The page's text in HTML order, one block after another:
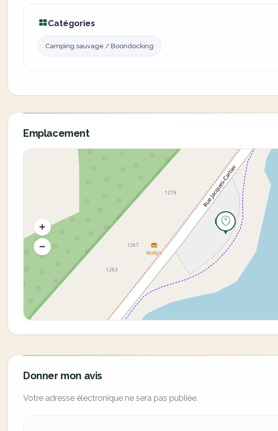
Catégories
Camping sauvage / Boondocking
Emplacement
Donner mon avis
Votre adresse électronique ne sera pas publiée.